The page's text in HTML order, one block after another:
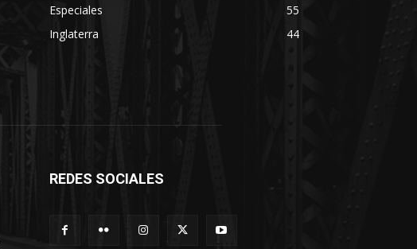
Especiales
55
Inglaterra
44
REDES SOCIALES